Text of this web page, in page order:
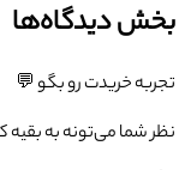
بخش دیدگاه‌ها
تجربه خریدت رو بگو 💬
نظر شما می‌تونه به